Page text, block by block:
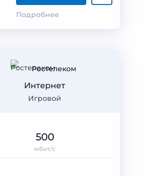
Подробнее
Ростелеком
Игровой
Интернет
500
мбит/с